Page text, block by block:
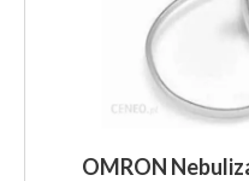
OMRON